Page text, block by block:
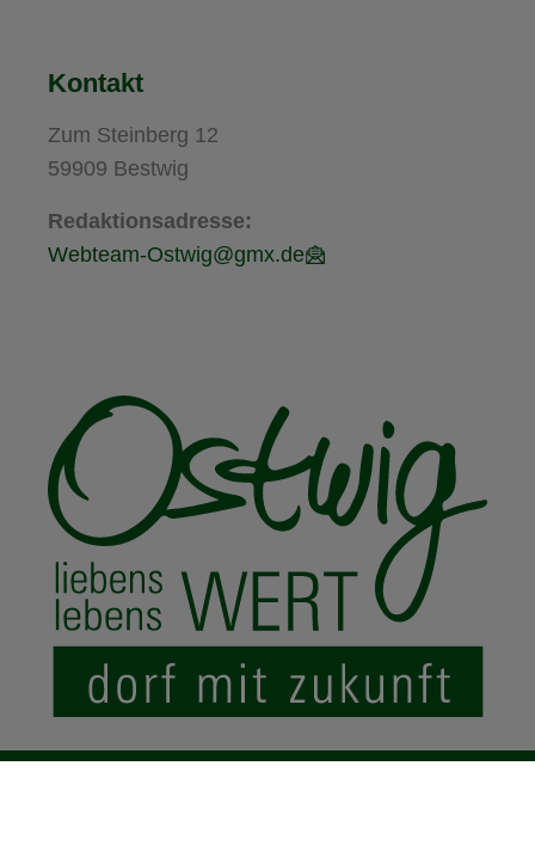
Kontakt
Zum Steinberg 12
59909 Bestwig
Redaktionsadresse:
Webteam-Ostwig@gmx.de